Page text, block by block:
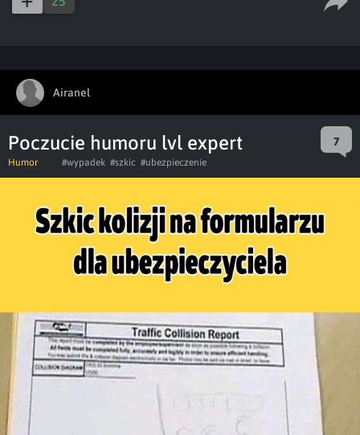
Airanel
Poczucie humoru lvl expert 7
Humor #wypadek #szkic #ubezpieczenie